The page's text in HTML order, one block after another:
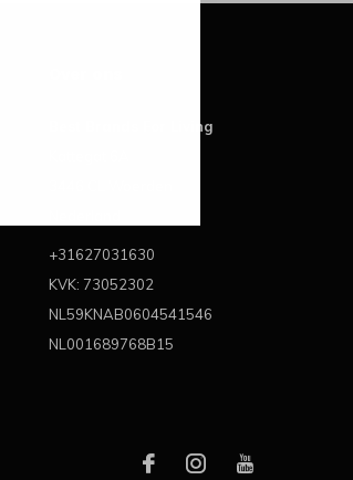
Best Brands For Living
+31627031630
KVK: 73052302
NL59KNAB0604541546
NL001689768B15